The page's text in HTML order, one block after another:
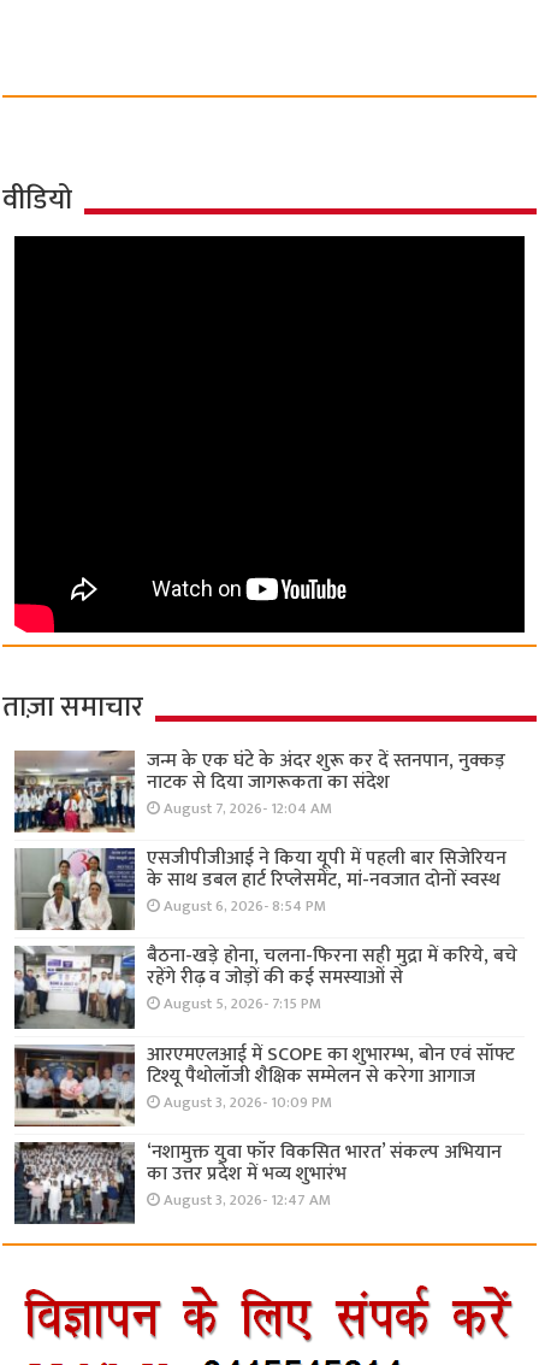
वीडियो
ताज़ा समाचार
जन्म के एक घंटे के अंदर शुरू कर दें स्तनपान, नुक्कड़
नाटक से दिया जागरूकता का संदेश
August 7, 2026- 12:04 AM
एसजीपीजीआई ने किया यूपी में पहली बार सिजेरियन
के साथ डबल हार्ट रिप्लेसमेंट, मां-नवजात दोनों स्वस्थ
August 6, 2026- 8:54 PM
बैठना-खड़े होना, चलना-फिरना सही मुद्रा में करिये, बचे
रहेंगे रीढ़ व जोड़ों की कई समस्याओं से
August 5, 2026- 7:15 PM
आरएमएलआई में SCOPE का शुभारम्भ, बोन एवं सॉफ्ट
टिश्यू पैथोलॉजी शैक्षिक सम्मेलन से करेगा आगाज
August 3, 2026- 10:09 PM
‘नशामुक्त युवा फॉर विकसित भारत’ संकल्प अभियान
का उत्तर प्रदेश में भव्य शुभारंभ
August 3, 2026- 12:47 AM